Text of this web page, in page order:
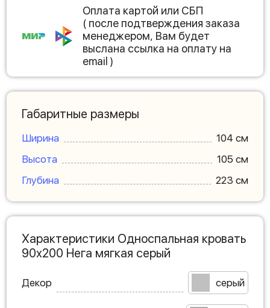
Оплата картой или СБП
( после подтверждения заказа
менеджером, Вам будет
выслана ссылка на оплату на
email )
Габаритные размеры
Ширина
104 см
Высота
105 см
Глубина
223 см
Характеристики Односпальная кровать
90х200 Нега мягкая серый
Декор серый